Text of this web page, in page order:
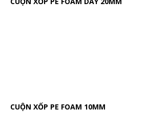
CUỘN XỐP PE FOAM 10MM